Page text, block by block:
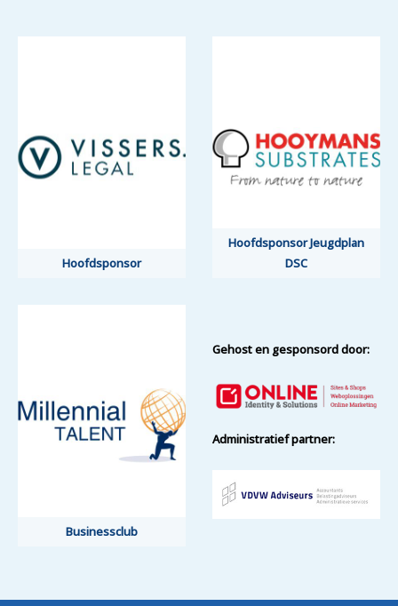
Hoofdsponsor
Hoofdsponsor
Hoofdsponsor Jeugdplan
DSC
Hoofdsponsor Jeugdplan
DSC
Businessclub
Businessclub
Gehost en gesponsord door:
Administratief partner: